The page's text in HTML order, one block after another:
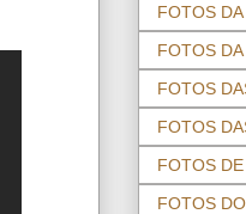
FOTOS
FOTOS
FOTOS
FOTOS
FOTOS
FOTOS